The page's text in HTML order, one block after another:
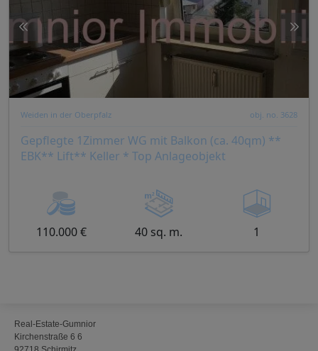
Weiden in der Oberpfalz obj. no. 3628
Gepflegte 1Zimmer WG mit Balkon (ca. 40qm) **
EBK** Lift** Keller * Top Anlageobjekt
110.000 € 40 sq. m. 1
Real-Estate-Gumnior
Kirchenstraße 6 6